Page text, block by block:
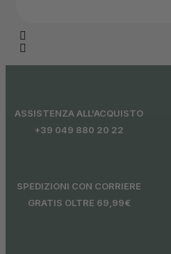
ASSISTENZA ALL'ACQUISTO
+39 049 880 20 22
SPEDIZIONI CON CORRIERE
GRATIS OLTRE 69,99€